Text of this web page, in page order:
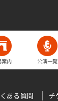
案内 公演一覧
ある質問
チ